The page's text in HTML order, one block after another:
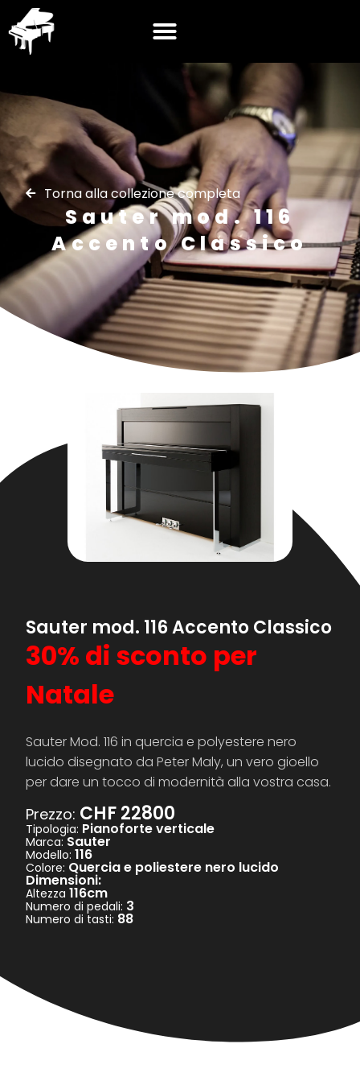
Torna alla collezione completa
Sauter mod. 116
Accento Classico
Sauter mod. 116 Accento Classico
30% di sconto per
Natale
Sauter Mod. 116 in quercia e polyestere nero
lucido disegnato da Peter Maly, un vero gioello
per dare un tocco di modernità alla vostra casa.
Prezzo: CHF 22800
Tipologia: Pianoforte verticale
Marca:Sauter
Modello: 116
Colore: Quercia e poliestere nero lucido
Dimensioni:
Altezza 116cm
Numero di pedali: 3
Numero di tasti: 88